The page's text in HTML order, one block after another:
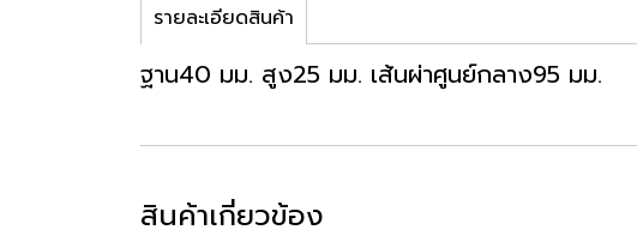
รายละเอียดสินค้า
ฐาน40 มม. สูง25 มม. เส้นผ่าศูนย์กลาง95 มม.
สินค้าเกี่ยวข้อง